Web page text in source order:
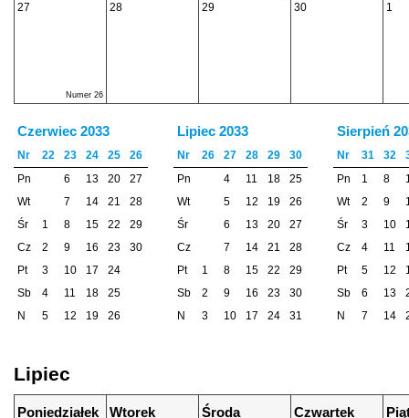
27
Numer 26
28 29 30 1
Czerwiec 2033
Nr 22 23 24 25
26
Pn
6 13 20
27
Wt
7 14 21
28
Śr
1 8 15 22
29
Cz
2 9 16 23
30
Pt
3 10 17
24
Sb
4 11 18
25
N
5 12 19 26
Lipiec 2033
Nr 26 27 28 29
30
Pn
4 11 18
25
Wt
5 12 19
26
Śr
6 13 20
27
Cz
7 14 21
28
Pt
1 8 15 22
29
Sb
2 9 16 23
30
N
3 10 17 24 31
Sierpień
Nr 31 32
Pn
1 8
Wt
2 9
Śr
3 10
Cz
4 11
Pt
5 12
Sb
6 13
N
7 14
Lipiec
Poniedziałek Wtorek Środa Czwartek